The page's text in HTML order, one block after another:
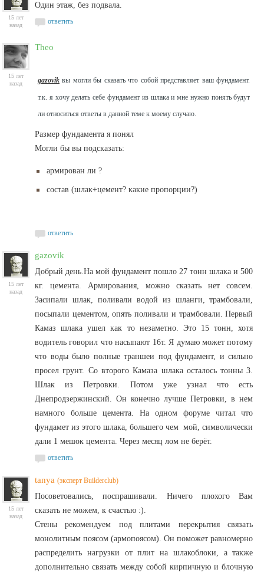
15 лет
назад
Один этаж, без подвала.
ответить
15 лет
назад
Theo
gazovikвы могли бы сказать что собой представляет ваш фундамент.
т.к. я хочу делать себе фундамент из шлака и мне нужно понять будут
ли относиться ответы в данной теме к моему случаю.
Размер фундамента я понял
Могли бы вы подсказать:
армирован ли ?
состав (шлак+цемент? какие пропорции?)
ответить
15 лет
назад
gazovik
Добрый день.На мой фундамент пошло 27 тонн шлака и 500
кг. цемента. Армирования, можно сказать нет совсем.
Засипали шлак, поливали водой из шланги, трамбовали,
посыпали цементом, опять поливали и трамбовали. Первый
Камаз шлака ушел как то незаметно. Это 15 тонн, хотя
водитель говорил что насыпают 16т. Я думаю может потому
что воды было полные траншеи под фундамент, и сильно
просел грунт. Со второго Камаза шлака осталось тонны 3.
Шлак из Петровки. Потом уже узнал что есть
Днепродзержинский. Он конечно лучше Петровки, в нем
намного больше цемента. На одном форуме читал что
фундамет из этого шлака, большего чем мой, символически
дали 1 мешок цемента. Через месяц лом не берёт.
ответить
15 лет
назад
tanya (эксперт Builderclub)
Посоветовались, поспрашивали. Ничего плохого Вам
сказать не можем, к счастью :).
Стены рекомендуем под плитами перекрытия связать
монолитным поясом (армопоясом). Он поможет равномерно
распределить нагрузки от плит на шлакоблоки, а также
дополнительно связать между собой кирпичную и блочную